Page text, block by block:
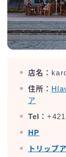
店名：
住所：
ア
Tel：
HP
トリップ